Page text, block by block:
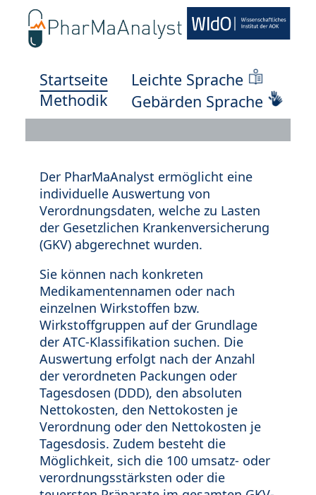
Startseite
Methodik
Leichte Sprache
Gebärden Sprache
Der PharMaAnalyst ermöglicht eine
individuelle Auswertung von
Verordnungsdaten, welche zu Lasten
der Gesetzlichen Krankenversicherung
(GKV) abgerechnet wurden.
Sie können nach konkreten
Medikamentennamen oder nach
einzelnen Wirkstoffen bzw.
Wirkstoffgruppen auf der Grundlage
der ATC-Klassifikation suchen. Die
Auswertung erfolgt nach der Anzahl
der verordneten Packungen oder
Tagesdosen (DDD), den absoluten
Nettokosten, den Nettokosten je
Verordnung oder den Nettokosten je
Tagesdosis. Zudem besteht die
Möglichkeit, sich die 100 umsatz- oder
verordnungsstärksten oder die